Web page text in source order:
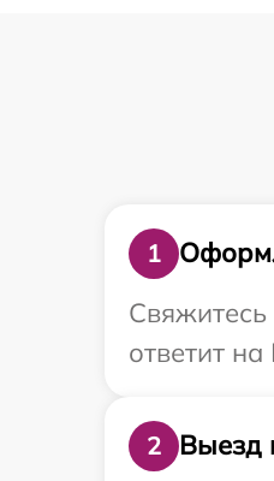
1
Свяжитесь
ответит
2
Выезд